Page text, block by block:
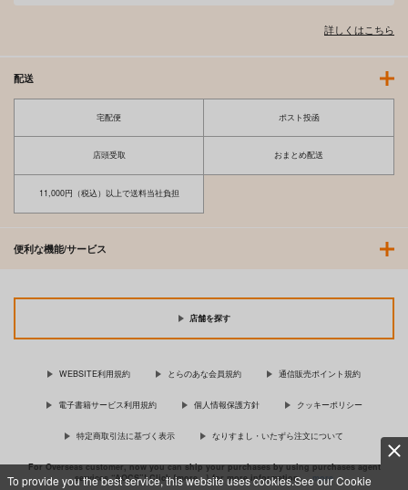
To provide you the best service, this website uses cookies.See our Cookie
詳しくはこちら
配送
宅配便 ポスト投函
店頭受取 おまとめ配送
11,000円（税込）以上で送料当社負担
便利な機能/サービス
店舗を探す
WEBSITE利用規約 とらのあな会員規約 通信販売ポイント規約
電子書籍サービス利用規約 個人情報保護方針 クッキーポリシー
特定商取引法に基づく表示 なりすまし・いたずら注文について
For Overseas customer, now you can ship your purchases by using purchases agent
services “AOCS”! Click {more…} for more information …more